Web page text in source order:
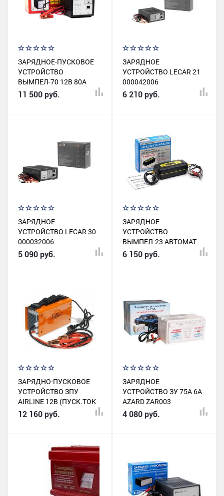
ЗАРЯДНОЕ-ПУСКОВОЕ
УСТРОЙСТВО
ВЫМПЕЛ-70 12В 80А
АВТОМАТ
11 500 руб.
ЗАРЯДНОЕ
УСТРОЙСТВО LECAR 21
000042006
6 210 руб.
ЗАРЯДНОЕ
УСТРОЙСТВО LECAR 30
000032006
5 090 руб.
ЗАРЯДНОЕ
УСТРОЙСТВО
ВЫМПЕЛ-23 АВТОМАТ
12В 16А LED
6 150 руб.
ЗАРЯДНО-ПУСКОВОЕ
УСТРОЙСТВО ЗПУ
AIRLINE 12В (ПУСК.ТОК
80А) AJS8004
12 160 руб.
ЗАРЯДНОЕ
УСТРОЙСТВО ЗУ 75А 6А
AZARD ZAR003
4 080 руб.